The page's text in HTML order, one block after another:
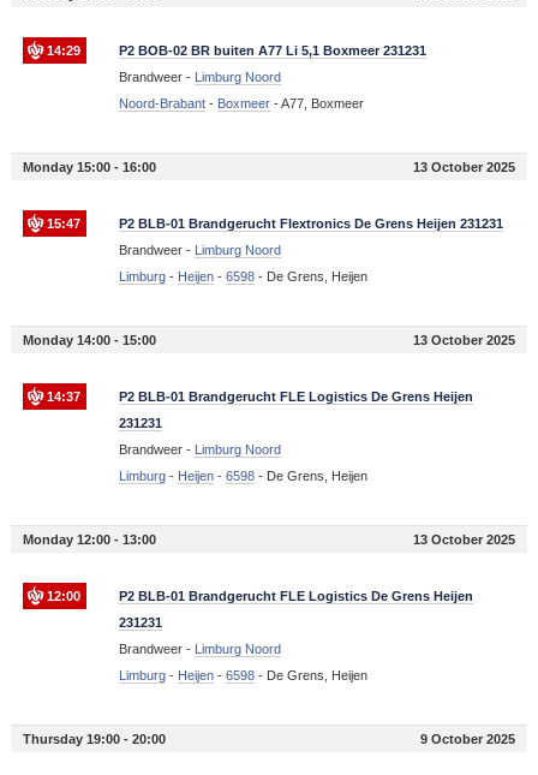
14:29
P2 BOB-02 BR buiten A77 Li 5,1 Boxmeer 231231
Brandweer - Limburg Noord
Noord-Brabant- Boxmeer-A77, Boxmeer
Monday 15:00 - 16:00 13 October 2025
15:47
P2 BLB-01 Brandgerucht Flextronics De Grens Heijen 231231
Brandweer - Limburg Noord
Limburg- Heijen- 6598- De Grens, Heijen
Monday 14:00 - 15:00 13 October 2025
14:37
P2 BLB-01 Brandgerucht FLE Logistics De Grens Heijen
231231
Brandweer - Limburg Noord
Limburg- Heijen- 6598- De Grens, Heijen
Monday 12:00 - 13:00 13 October 2025
12:00
P2 BLB-01 Brandgerucht FLE Logistics De Grens Heijen
231231
Brandweer - Limburg Noord
Limburg- Heijen- 6598- De Grens, Heijen
Thursday 19:00 - 20:00 9 October 2025